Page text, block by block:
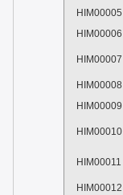
HIM00005
HIM00006
HIM00007
HIM00008
HIM00009
HIM00010
HIM00011
HIM00012